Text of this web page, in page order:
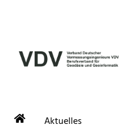
Aktuelles